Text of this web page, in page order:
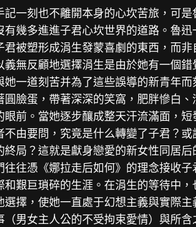
記一刻也不離開本身的心坎苦旅，可
有幾多進進子君心坎世界的道路。魯
被塑形成涓生發蒙喜劇的東西，而
無反顧地選擇涓生是由於她有一個
一道刻苦并為了這些誤導的新青年
臉蛋，帶著深深的笑窩，肥胖慘白
眼前。當她逐步釀成整天汗流滿面，
由要問，究竟是什么轉變了子君？
局？這就是獻身戀愛的新女性同居
往憑《娜拉走后如何》的理念接收
和艱巨瑣碎的生涯。在涓生的等待中
選擇，使她一直處于幻想主義與實際
男女主人公的不受拘束愛情）與所